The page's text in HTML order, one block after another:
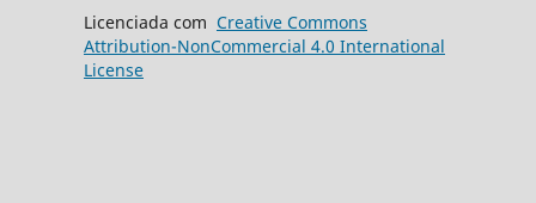
Licenciada com Creative Commons
Attribution-NonCommercial 4.0 International
License